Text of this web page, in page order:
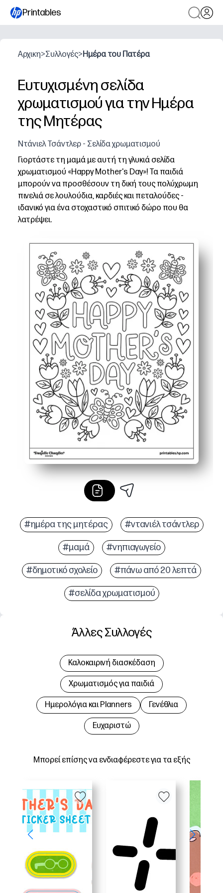
Printables
Αρχικη>Συλλογές>Ημέρα του Πατέρα
Ευτυχισμένη σελίδα
χρωματισμού για την Ημέρα
της Μητέρας
Ντάνιελ Τσάντλερ - Σελίδα χρωματισμού
Γιορτάστε τη μαμά με αυτή τη γλυκιά σελίδα
χρωματισμού «Happy Mother's Day»! Τα παιδιά
μπορούν να προσθέσουν τη δική τους πολύχρωμη
πινελιά σε λουλούδια, καρδιές και πεταλούδες -
ιδανικό για ένα στοχαστικό σπιτικό δώρο που θα
λατρέψει.
Εκτυπώστε και προχωρήστε - απλά πατήστε
Απασχολεί όλες τις ηλικίες - οι μαθητές σας
Χτίζει δεξιότητες - υποστηρίζετε την πρακτική της
Κάνει ένα αναμνηστικό - το μετατρέπετε σε κάρτα ή
#ημέρα της μητέρας #ντανιέλ τσάντλερ
#μαμά #νηπιαγωγείο
#δημοτικό σχολείο #πάνω από 20 λεπτά
#σελίδα χρωματισμού
Μπορεί επίσης να ενδιαφέρεστε για τα εξής
Άλλες Συλλογές
Καλοκαιρινή διασκέδαση
Χρωματισμός για παιδιά
Hμερολόγια και Planners Γενέθλια
Ευχαριστώ